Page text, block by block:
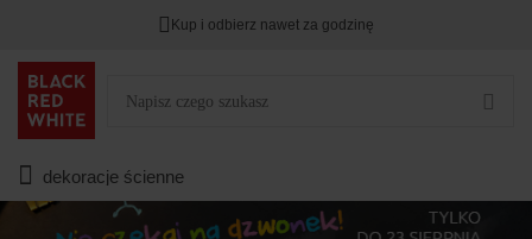
HITY DNIA przy zapisie na Newsletter.
Kup i odbierz nawet za godzinę
dekoracje ścienne